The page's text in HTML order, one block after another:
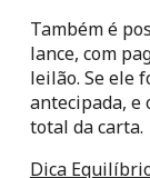
Também é
lance, com
leilão. Se ele
antecipada, e
total da carta.
Dica